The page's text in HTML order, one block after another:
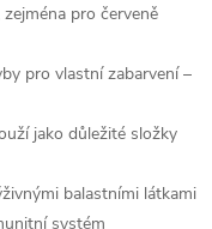
pro červeně
pro vlastní zabarvení –
jako důležité složky
balastními látkami
systém